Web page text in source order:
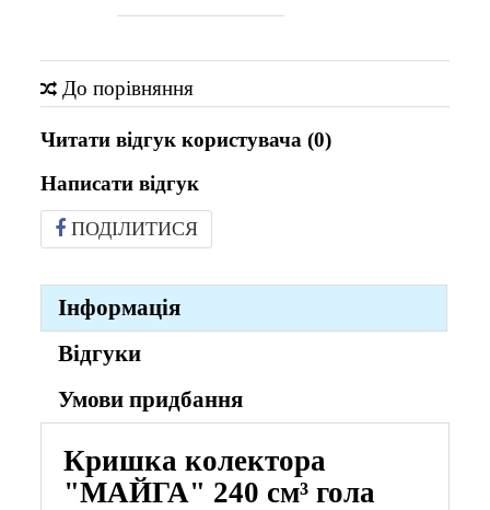
До порівняння
Читати відгук користувача (0)
Написати відгук
ПОДІЛИТИСЯ
Інформація
Відгуки
Умови придбання
Кришка колектора
"МАЙГА" 240 см³ гола